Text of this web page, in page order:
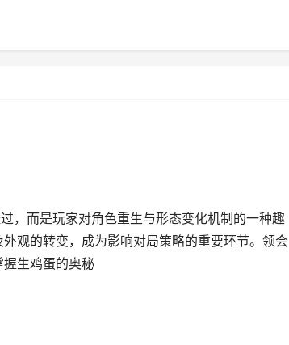
，而是玩家对角色重生与形态变化机制的一种趣
观的转变，成为影响对局策略的重要环节。领会
生鸡蛋的奥秘